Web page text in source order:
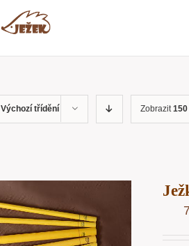
Výchozí třídění Zobrazit